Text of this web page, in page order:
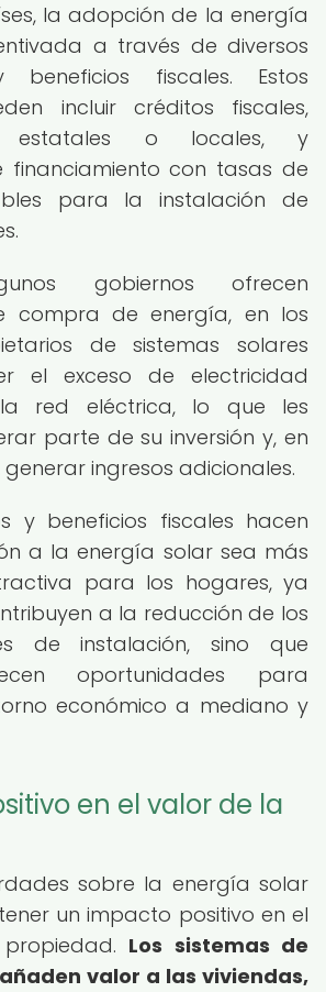
la adopción de la energía
a través de diversos
beneficios fiscales. Estos
incluir créditos fiscales,
estatales o locales, y
financiamiento con tasas de
para la instalación de
gobiernos ofrecen
compra de energía, en los
de sistemas solares
el exceso de electricidad
red eléctrica, lo que les
parte de su inversión y, en
ingresos adicionales.
y beneficios fiscales hacen
a la energía solar sea más
para los hogares, ya
a la reducción de los
de instalación, sino que
oportunidades para
económico a mediano y
en el valor de la
sobre la energía solar
un impacto positivo en el
Los sistemas de
valor a las viviendas,